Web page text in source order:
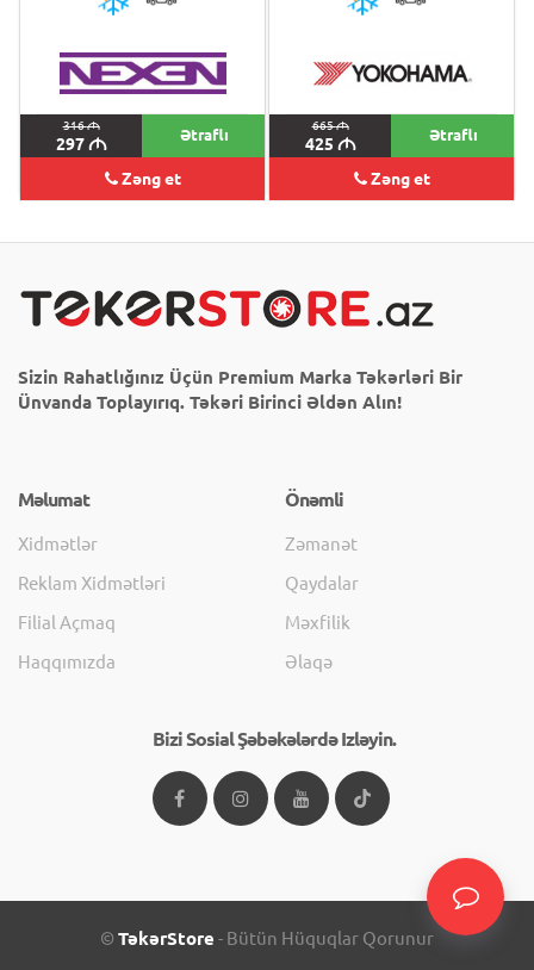
316M
297M Ətraflı
Zəng et
665M
425 M Ətraflı
Zəng et
Sizin Rahatlığınız Üçün Premium Marka Təkərləri Bir
Ünvanda Toplayırıq. Təkəri Birinci Əldən Alın!
Məlumat
Xidmətlər
Reklam Xidmətləri
Filial Açmaq
Haqqımızda
Önəmli
Zəmanət
Qaydalar
Məxfilik
Əlaqə
Bizi Sosial Şəbəkələrdə Izləyin.
© TəkərStore - Bütün Hüquqlar Qorunur